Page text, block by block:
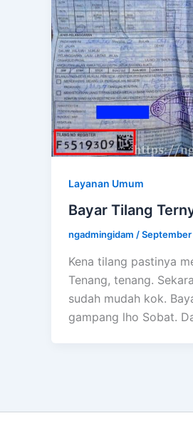
Layanan Umum
Bayar Tilang
ngadmingidam /September
Kena tilang pastinya
Tenang, tenang.
sudah mudah kok.
gampang lho Sobat.